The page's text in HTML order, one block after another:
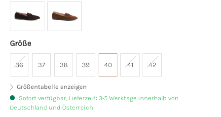
Größe
36 37 38 39 40 41 42
Größentabelle anzeigen
Sofort verfügbar, Lieferzeit: 3-5 Werktage innerhalb von
Deutschland und Österreich